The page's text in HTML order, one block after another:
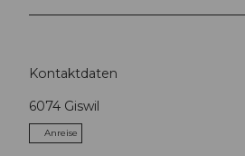
Kontaktdaten
6074 Giswil
Anreise